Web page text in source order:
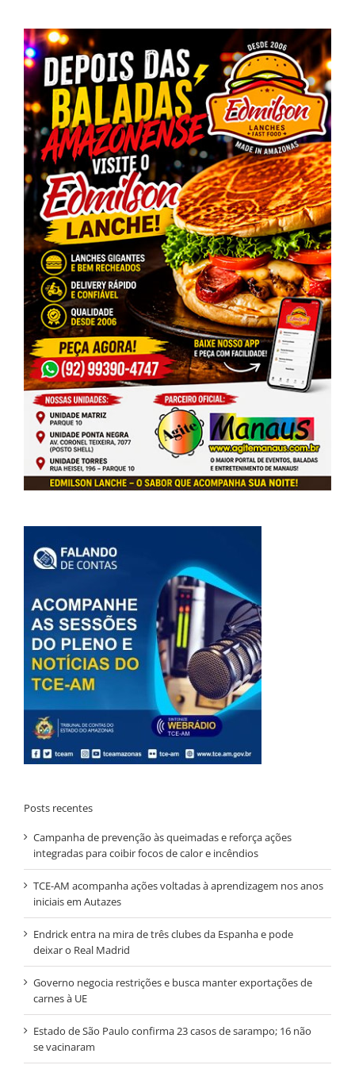
Posts recentes
Campanha de prevenção às queimadas e reforça ações
integradas para coibir focos de calor e incêndios
TCE-AM acompanha ações voltadas à aprendizagem nos anos
iniciais em Autazes
Endrick entra na mira de três clubes da Espanha e pode
deixar o Real Madrid
Governo negocia restrições e busca manter exportações de
carnes à UE
Estado de São Paulo confirma 23 casos de sarampo; 16 não
se vacinaram